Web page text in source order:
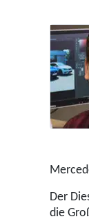
Der
die